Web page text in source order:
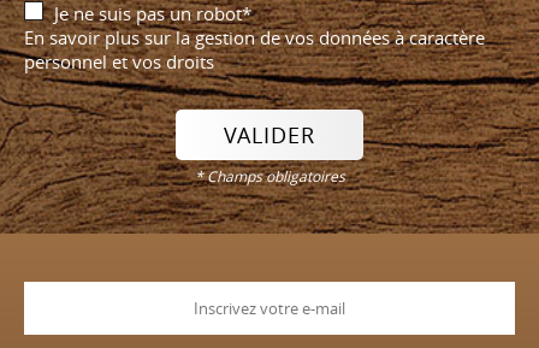
Je ne suis pas un robot*
En savoir plus sur la gestion de vos données à caractère
personnel et vos droits
VALIDER
* Champs obligatoires